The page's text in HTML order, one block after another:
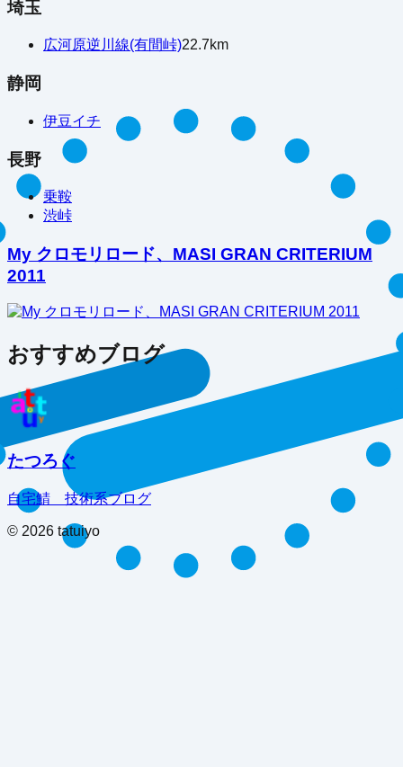
埼玉
広河原逆川線(有間峠)22.7km
静岡
伊豆イチ
長野
乗鞍
渋峠
My クロモリロード、MASI GRAN CRITERIUM
2011
おすすめブログ
たつろぐ
自宅鯖 技術系ブログ
© 2026 tatuiyo